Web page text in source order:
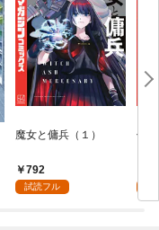
魔女と傭兵（１）
792
試読フル
信
ガ
９